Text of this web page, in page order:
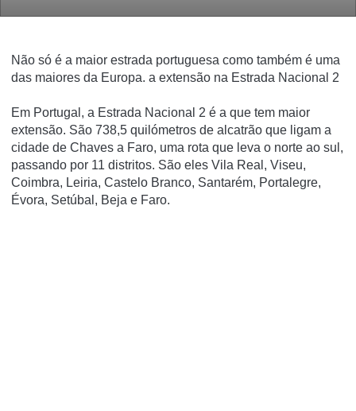
Não só é a maior estrada portuguesa como também é uma
das maiores da Europa. a extensão na Estrada Nacional 2
Em Portugal, a Estrada Nacional 2 é a que tem maior
extensão. São 738,5 quilómetros de alcatrão que ligam a
cidade de Chaves a Faro, uma rota que leva o norte ao sul,
passando por 11 distritos. São eles Vila Real, Viseu,
Coimbra, Leiria, Castelo Branco, Santarém, Portalegre,
Évora, Setúbal, Beja e Faro.